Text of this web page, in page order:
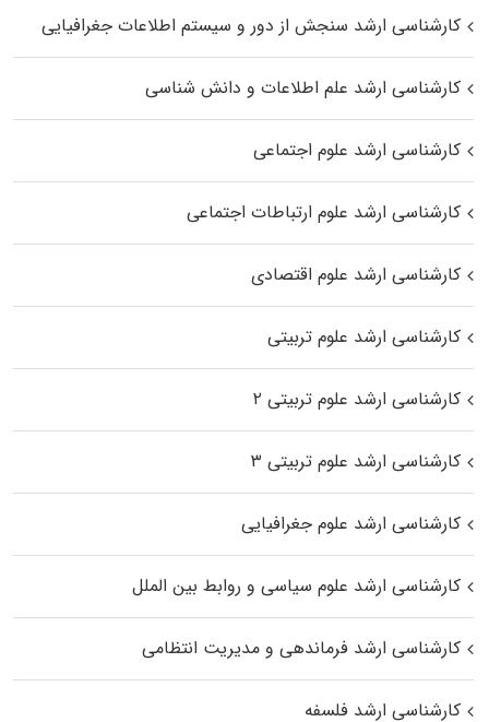
کارشناسی ارشد سنجش از دور و سیستم اطلاعات جغرافیایی
کارشناسی ارشد علم اطلاعات و دانش شناسی
کارشناسی ارشد علوم اجتماعی
کارشناسی ارشد علوم ارتباطات اجتماعی
کارشناسی ارشد علوم اقتصادی
کارشناسی ارشد علوم تربیتی
کارشناسی ارشد علوم تربیتی ۲
کارشناسی ارشد علوم تربیتی ۳
کارشناسی ارشد علوم جغرافیایی
کارشناسی ارشد علوم سیاسی و روابط بین الملل
کارشناسی ارشد فرماندهی و مدیریت انتظامی
کارشناسی ارشد فلسفه